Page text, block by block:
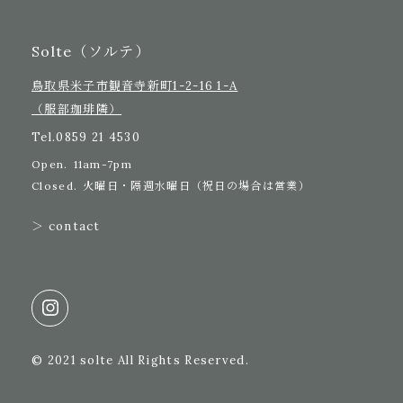
Solte（ソルテ）
鳥取県米子市観音寺新町1-2-16 1-A
（服部珈琲隣）
Tel.0859 21 4530
Open. 11am-7pm
Closed. 火曜日・隔週水曜日（祝日の場合は営業）
＞ contact
© 2021 solte All Rights Reserved.